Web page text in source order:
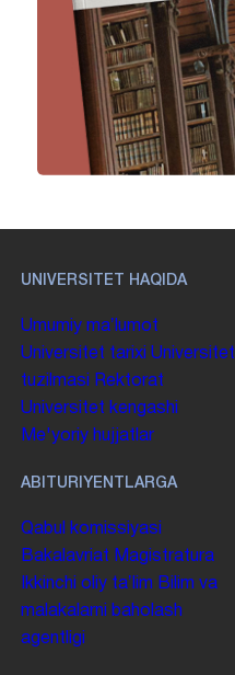
UNIVERSITET HAQIDA
Umumiy maʼlumot
Universitet tarixi Universitet
tuzilmasi
Rektorat
Universitet kengashi
Me'yoriy hujjatlar
ABITURIYENTLARGA
Qabul komissiyasi
Bakalavriat Magistratura
Ikkinchi oliy taʼlim Bilim va
malakalarni baholash
agentligi